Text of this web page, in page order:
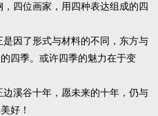
位画家，用四种表达组成的四
了形式与材料的不同，东方与
四季。或许四季的魅力在于变
谷十年，愿未来的十年，仍与
好！